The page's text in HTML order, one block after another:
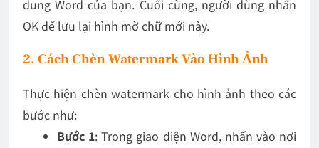
dung Word của bạn. Cuối cùng, người dùng nhấn
OK để lưu lại hình mờ chữ mới này.
2. Cách Chèn Watermark Vào Hình Ảnh
Thực hiện chèn watermark cho hình ảnh theo các
bước như:
Bước 1: Trong giao diện Word, nhấn vào nơi